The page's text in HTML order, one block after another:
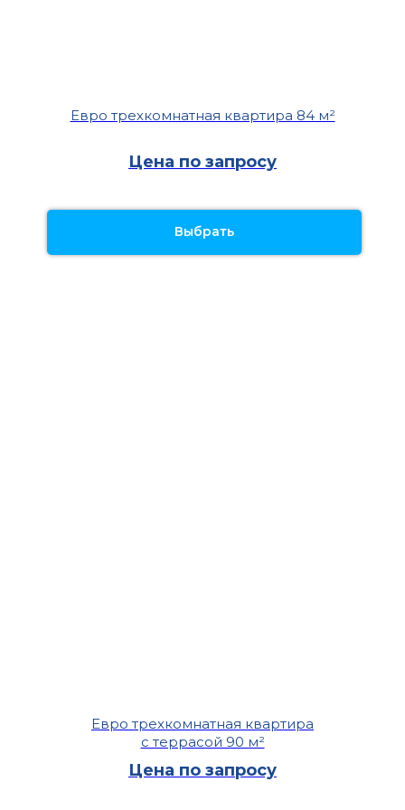
Евро трехкомнатная квартира 84 м²
Цена по запросу
Выбрать
Евро трехкомнатная квартира
с террасой 90 м²
Цена по запросу